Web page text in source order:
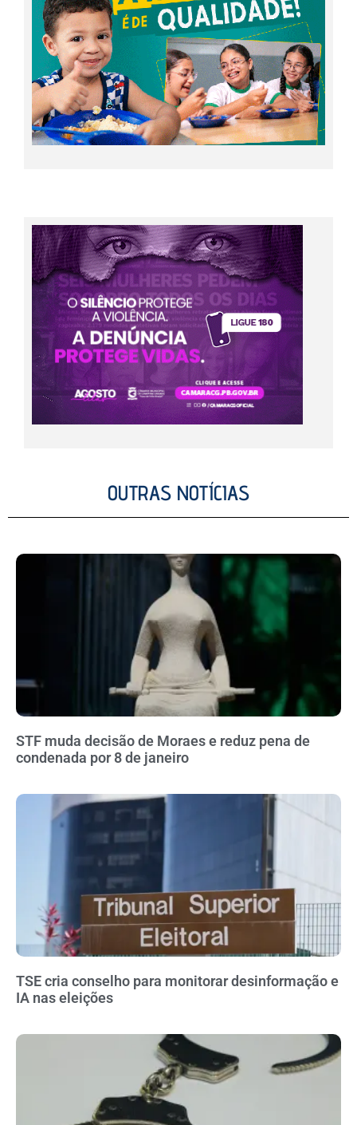
OUTRAS NOTÍCIAS
STF muda decisão de Moraes e reduz pena de
condenada por 8 de janeiro
TSE cria conselho para monitorar desinformação e
IA nas eleições